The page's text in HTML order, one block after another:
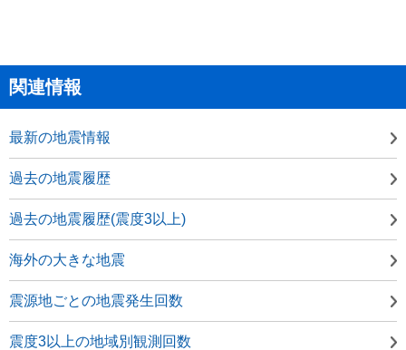
関連情報
最新の地震情報
過去の地震履歴
過去の地震履歴(震度3以上)
海外の大きな地震
震源地ごとの地震発生回数
震度3以上の地域別観測回数